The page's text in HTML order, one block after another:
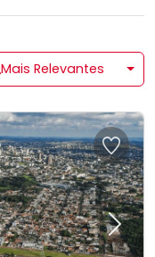
Mais Relevantes
Next